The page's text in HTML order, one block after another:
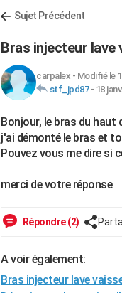
Sujet Précédent
Bras injecteur lave
carpalex - Modifié le
stf_jpd87- 18
Bonjour, le bras du haut
j'ai démonté le bras et
Pouvez vous me dire si
merci de votre réponse
Répondre (2)
A voir également:
Bras injecteur lave